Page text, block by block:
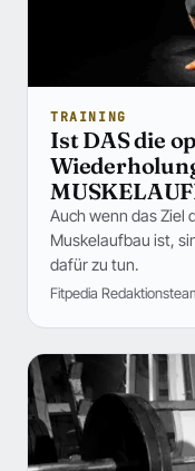
TRAINING
Ist DAS die
Auch wenn das Ziel
Muskelaufbau ist,
dafür zu tun.
Fitpedia